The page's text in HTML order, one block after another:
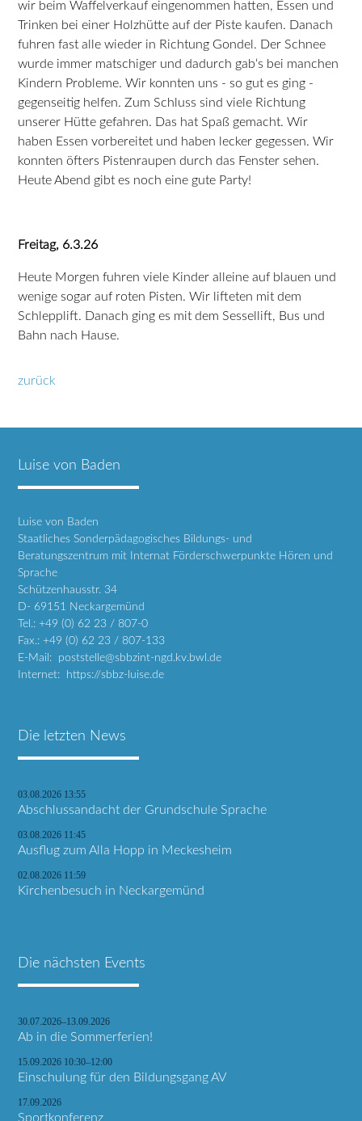
wir beim Waffelverkauf eingenommen hatten, Essen und
Trinken bei einer Holzhütte auf der Piste kaufen. Danach
fuhren fast alle wieder in Richtung Gondel. Der Schnee
wurde immer matschiger und dadurch gab‘s bei manchen
Kindern Probleme. Wir konnten uns - so gut es ging -
gegenseitig helfen. Zum Schluss sind viele Richtung
unserer Hütte gefahren. Das hat Spaß gemacht. Wir
haben Essen vorbereitet und haben lecker gegessen. Wir
konnten öfters Pistenraupen durch das Fenster sehen.
Heute Abend gibt es noch eine gute Party!
Freitag, 6.3.26
Heute Morgen fuhren viele Kinder alleine auf blauen und
wenige sogar auf roten Pisten. Wir lifteten mit dem
Schlepplift. Danach ging es mit dem Sessellift, Bus und
Bahn nach Hause.
zurück
Luise von Baden
Luise von Baden
Staatliches Sonderpädagogisches Bildungs- und
Beratungszentrum mit Internat Förderschwerpunkte Hören und
Sprache
Schützenhausstr. 34
D- 69151 Neckargemünd
Tel.: +49 (0) 62 23 / 807-0
Fax.: +49 (0) 62 23 / 807-133
E-Mail: poststelle@sbbzint-ngd.kv.bwl.de
Internet: https://sbbz-luise.de
Die letzten News
03.08.2026 13:55
Abschlussandacht der Grundschule Sprache
03.08.2026 11:45
Ausflug zum Alla Hopp in Meckesheim
02.08.2026 11:59
Kirchenbesuch in Neckargemünd
Die nächsten Events
30.07.2026–13.09.2026
Ab in die Sommerferien!
15.09.2026 10:30–12:00
Einschulung für den Bildungsgang AV
17.09.2026
Sportkonferenz